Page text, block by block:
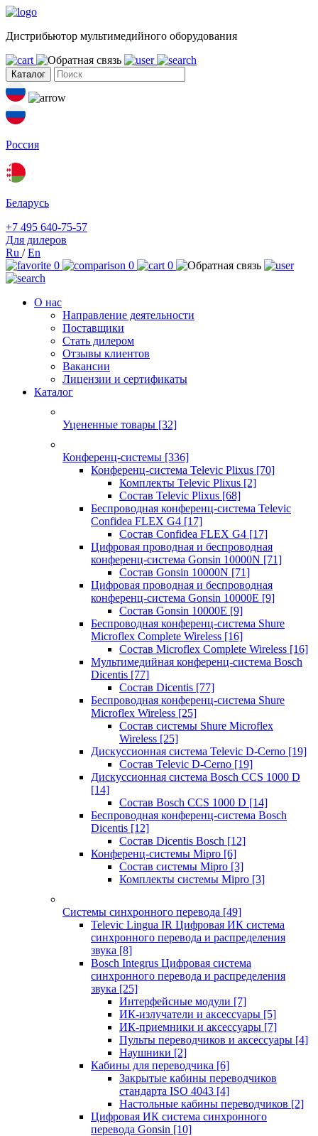
Дистрибьютор мультимедийного оборудования
Каталог
Россия
Беларусь
+7 495 640-75-57
Для дилеров
Ru /En
0
0 0
О нас
Направление деятельности
Поставщики
Стать дилером
Отзывы клиентов
Вакансии
Лицензии и сертификаты
Каталог
Уцененные товары [32]
Конференц-системы [336]
Конференц-система Televic Plixus [70]
Комплекты Televic Plixus [2]
Состав Televic Plixus [68]
Беспроводная конференц-система Televic
Confidea FLEX G4 [17]
Состав Confidea FLEX G4 [17]
Цифровая проводная и беспроводная
конференц-система Gonsin 10000N [71]
Состав Gonsin 10000N [71]
Цифровая проводная и беспроводная
конференц-система Gonsin 10000E [9]
Состав Gonsin 10000E [9]
Беспроводная конференц-система Shure
Microflex Complete Wireless [16]
Состав Microflex Complete Wireless [16]
Мультимедийная конференц-система Bosch
Dicentis [77]
Состав Dicentis [77]
Беспроводная конференц-система Shure
Microflex Wireless [25]
Состав системы Shure Microflex
Wireless [25]
Дискуссионная система Televic D-Cerno [19]
Состав Televic D-Cerno [19]
Дискуссионная система Bosch CCS 1000 D
[14]
Состав Bosch CCS 1000 D [14]
Беспроводная конференц-система Bosch
Dicentis [12]
Состав Dicentis Bosch [12]
Конференц-системы Mipro [6]
Состав системы Mipro [3]
Комплекты системы Mipro [3]
Системы синхронного перевода [49]
Televic Lingua IR Цифровая ИК система
синхронного перевода и распределения
звука [8]
Bosch Integrus Цифровая система
синхронного перевода и распределения
звука [25]
Интерфейсные модули [7]
ИК-излучатели и аксессуары [5]
ИК-приемники и аксессуары [7]
Пульты переводчиков и аксессуары [4]
Наушники [2]
Кабины для переводчика [6]
Закрытые кабины переводчиков
стандарта ISO 4043 [4]
Настольные кабины переводчиков [2]
Цифровая ИК система синхронного
перевода Gonsin [10]